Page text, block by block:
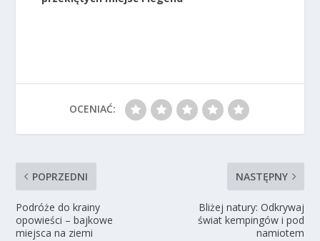
OCENIAĆ:
POPRZEDNI
Podróże do krainy
opowieści – bajkowe
miejsca na ziemi
NASTĘPNY
Bliżej natury: Odkrywaj
świat kempingów i pod
namiotem